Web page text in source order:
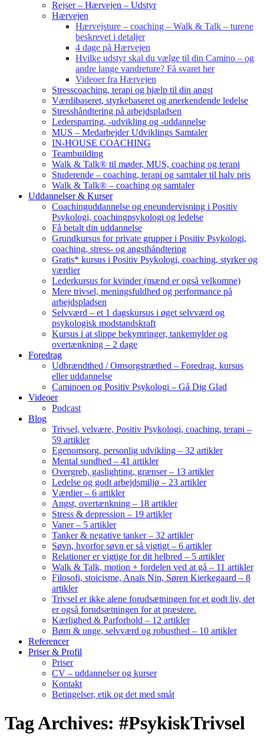
Rejser – Hærvejen – Udstyr
Hærvejen
Hærvejsture – coaching – Walk & Talk – turene
beskrevet i detaljer
4 dage på Hærvejen
Hvilke udstyr skal du vælge til din Camino – og
andre lange vandreture? Få svaret her
Videoer fra Hærvejen
Stresscoaching, terapi og hjælp til din angst
Værdibaseret, styrkebaseret og anerkendende ledelse
Stresshåndtering på arbejdspladsen
Ledersparring, -udvikling og -uddannelse
MUS – Medarbejder Udviklings Samtaler
IN-HOUSE COACHING
Teambuilding
Walk & Talk® til møder, MUS, coaching og terapi
Studerende – coaching, terapi og samtaler til halv pris
Walk & Talk® – coaching og samtaler
Uddannelser & Kurser
Coachinguddannelse og eneundervisning i Positiv
Psykologi, coachingpsykologi og ledelse
Få betalt din uddannelse
Grundkursus for private grupper i Positiv Psykologi,
coaching, stress- og angsthåndtering
Gratis* kursus i Positiv Psykologi, coaching, styrker og
værdier
Lederkursus for kvinder (mænd er også velkomne)
Mere trivsel, meningsfuldhed og performance på
arbejdspladsen
Selvværd – et 1 dagskursus i øget selvværd og
psykologisk modstandskraft
Kursus i at slippe bekymringer, tankemylder og
overtænkning – 2 dage
Foredrag
Udbrændthed / Omsorgstræthed – Foredrag, kursus
eller uddannelse
Caminoen og Positiv Psykologi – Gå Dig Glad
Videoer
Podcast
Blog
Trivsel, velvære, Positiv Psykologi, coaching, terapi –
59 artikler
Egenomsorg, personlig udvikling – 32 artikler
Mental sundhed – 41 artikler
Overgreb, gaslighting, grænser – 13 artikler
Ledelse og godt arbejdsmiljø – 23 artikler
Værdier – 6 artikler
Angst, overtænkning – 18 artikler
Stress & depression – 19 artikler
Vaner – 5 artikler
Tanker & negative tanker – 32 artikler
Søvn, hvorfor søvn er så vigtigt – 6 artikler
Relationer er vigtige for dit helbred – 5 artikler
Walk & Talk, motion + fordelen ved at gå – 11 artikler
Filosofi, stoicisme, Anaïs Nin, Søren Kierkegaard – 8
artikler
Trivsel er ikke alene forudsætningen for et godt liv, det
er også forudsætningen for at præstere.
Kærlighed & Parforhold – 12 artikler
Børn & unge, selvværd og robusthed – 10 artikler
Referencer
Priser & Profil
Priser
CV – uddannelser og kurser
Kontakt
Betingelser, etik og det med småt
Tag Archives: #PsykiskTrivsel